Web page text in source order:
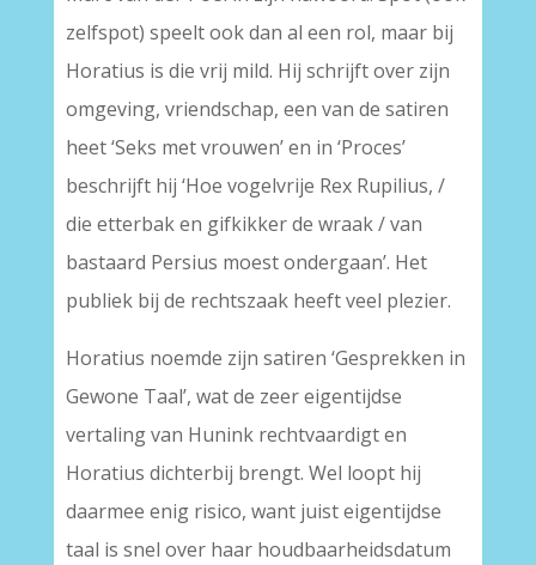
zelfspot) speelt ook dan al een rol, maar bij
Horatius is die vrij mild. Hij schrijft over zijn
omgeving, vriendschap, een van de satiren
heet ‘Seks met vrouwen’ en in ‘Proces’
beschrijft hij ‘Hoe vogelvrije Rex Rupilius, /
die etterbak en gifkikker de wraak / van
bastaard Persius moest ondergaan’. Het
publiek bij de rechtszaak heeft veel plezier.
Horatius noemde zijn satiren ‘Gesprekken in
Gewone Taal’, wat de zeer eigentijdse
vertaling van Hunink rechtvaardigt en
Horatius dichterbij brengt. Wel loopt hij
daarmee enig risico, want juist eigentijdse
taal is snel over haar houdbaarheidsdatum